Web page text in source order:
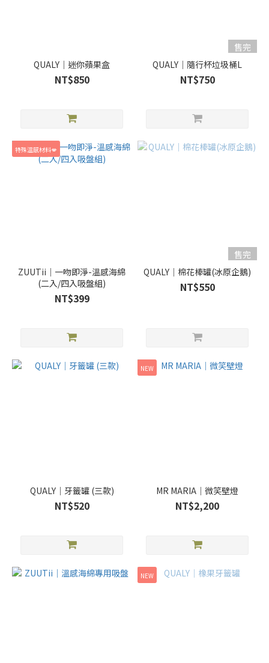
QUALY｜迷你蘋果盒
NT$850
售完
QUALY｜隨行杯垃圾桶L
NT$750
特殊溫感材料💋
ZUUTii｜一吻即淨-溫感海綿
(二入/四入吸盤組)
NT$399
售完
QUALY｜棉花棒罐(冰原企鵝)
NT$550
QUALY｜牙籤罐 (三款)
NT$520
NEW
MR MARIA｜微笑壁燈
NT$2,200
NEW